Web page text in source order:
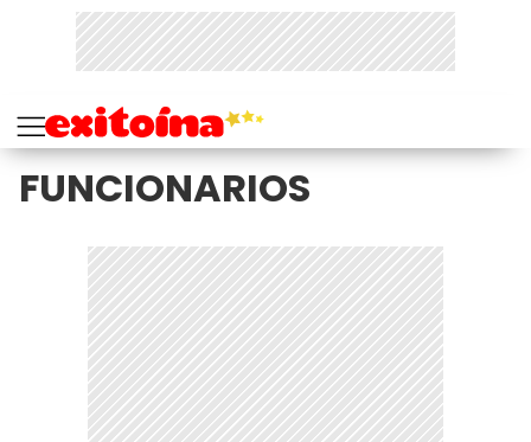
FUNCIONARIOS